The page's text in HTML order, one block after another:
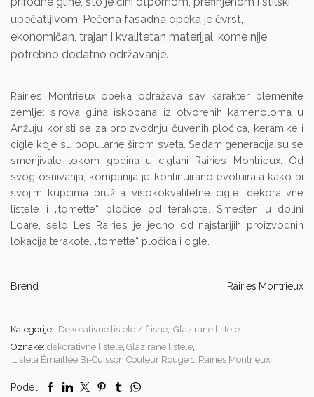
upečatljivom. Pečena fasadna opeka je čvrst,
ekonomičan, trajan i kvalitetan materijal, kome nije
potrebno dodatno održavanje.
Rairies Montrieux opeka odražava sav karakter plemenite
zemlje: sirova glina iskopana iz otvorenih kamenoloma u
Anžuju koristi se za proizvodnju čuvenih pločica, keramike i
cigle koje su popularne širom sveta. Sedam generacija su se
smenjivale tokom godina u ciglani Rairies Montrieux. Od
svog osnivanja, kompanija je kontinuirano evoluirala kako bi
svojim kupcima pružila visokokvalitetne cigle, dekorativne
listele i „tomette“ pločice od terakote. Smešten u dolini
Loare, selo Les Rairies je jedno od najstarijih proizvodnih
lokacija terakote, „tomette“ pločica i cigle.
Brend Rairies Montrieux
Kategorije: Dekorativne listele / flisne Glazirane listele
Oznake: dekorativne listele Glazirane listele
Listela Émaillée Bi-Cuisson Couleur Rouge 1 Rairies Montrieux
Podeli: